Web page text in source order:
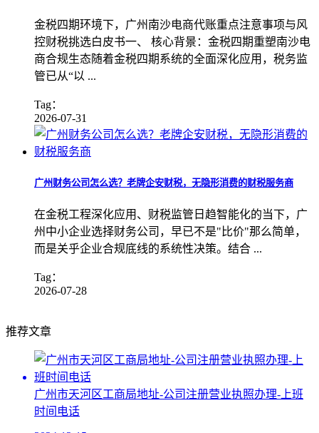
金税四期环境下，广州南沙电商代账重点注意事项与风
控财税挑选白皮书一、 核心背景：金税四期重塑南沙电
商合规生态随着金税四期系统的全面深化应用，税务监
管已从“以 ...
Tag：
2026-07-31
广州财务公司怎么选？老牌企安财税，无隐形消费的财税服务商
在金税工程深化应用、财税监管日趋智能化的当下，广
州中小企业选择财务公司，早已不是"比价"那么简单，
而是关乎企业合规底线的系统性决策。结合 ...
Tag：
2026-07-28
推荐文章
广州市天河区工商局地址-公司注册营业执照办理-上班
时间电话